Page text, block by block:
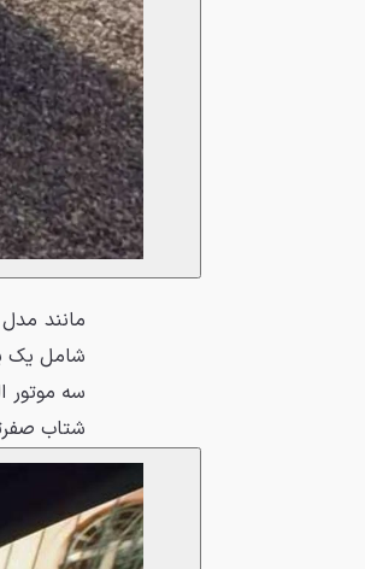
مانند
شتاب صفرتاصد را در 2.7 ثانیه و